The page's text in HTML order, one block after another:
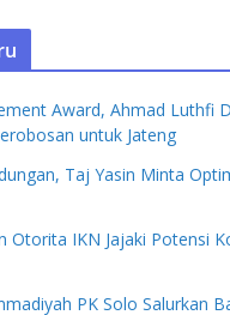
Award, Ahmad Luthfi
untuk Jateng
Taj Yasin Minta
Otorita IKN Jajaki Potensi
PK Solo Salurkan